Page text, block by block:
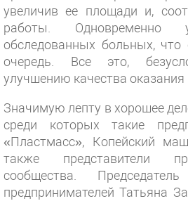
увеличив ее площади и,
работы. Одновременно
обследованных больных, что
очередь. Все это,
улучшению качества
Значимую лепту в хорошее
среди которых такие
«Пластмасс», Копейский
также представители
сообщества.
предпринимателей Татьяна